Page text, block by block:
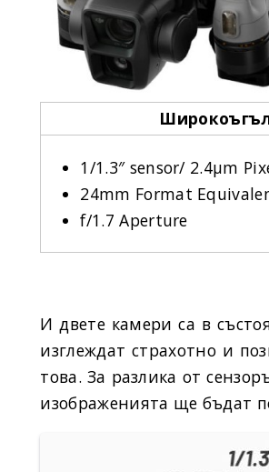
1/1.3″ sensor/ 2.4μm
24mm Format
f/1.7 Aperture
И двете камери са в
изглеждат страхотно и
това. За разлика от
изображенията ще бъдат